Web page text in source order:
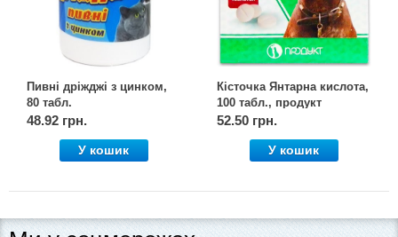
Пивні дріжджі з цинком,
80 табл.
48.92 грн.
У кошик
Кісточка Янтарна кислота,
100 табл., продукт
52.50 грн.
У кошик